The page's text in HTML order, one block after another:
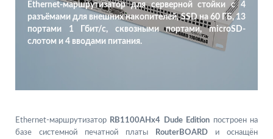
Ethernet-маршрутизатор для серверной стойки с 4
разъёмами для внешних накопителей, SSD на 60 ГБ, 13
портами 1 Гбит/с, сквозными портами, microSD-
слотом и 4 вводами питания.
Ethernet-маршрутизатор RB1100AHx4 Dude Edition построен на
базе системной печатной платы
RouterBOARD и оснащён